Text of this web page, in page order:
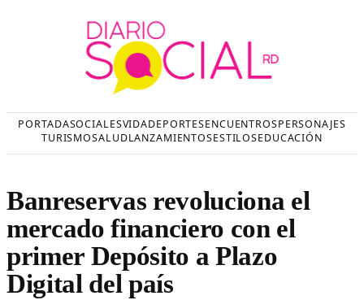
PORTADASOCIALESVIDADEPORTESENCUENTROSPERSONAJES
TURISMOSALUDLANZAMIENTOSESTILOSEDUCACIÓN
Banreservas revoluciona el
mercado financiero con el
primer Depósito a Plazo
Digital del país